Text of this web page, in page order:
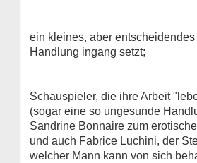
ein kleines, aber
Handlung ingang setzt;
Schauspieler, die ihre Arbeit
(sogar eine so ungesunde
Sandrine Bonnaire zum
und auch Fabrice Luchini, der
welcher Mann kann von sich